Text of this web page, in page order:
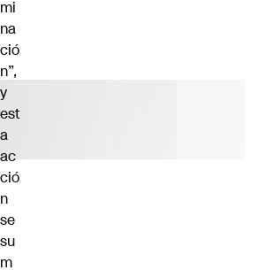
mi
na
ció
n”,
y
est
a
ac
ció
n
se
su
m